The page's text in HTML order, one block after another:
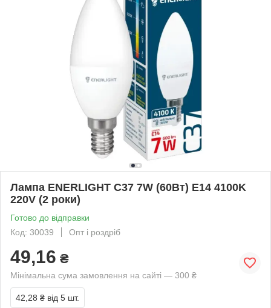
Лампа ENERLIGHT С37 7W (60Вт) E14 4100K
220V (2 роки)
Готово до відправки
Код: 30039
Опт і роздріб
49,16 ₴
Мінімальна сума замовлення на сайті — 300 ₴
42,28 ₴ від 5 шт.